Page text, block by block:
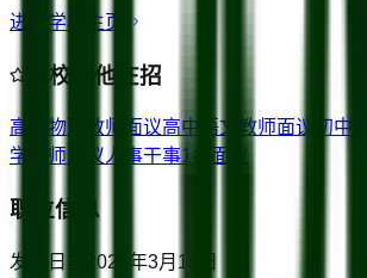
进入学校主页
该校其他在招
高中物理教师 面议高中语文教师面议 初中
学教师 面议人事干事1名 面议
职位信息
发布日期
2026年3月18日